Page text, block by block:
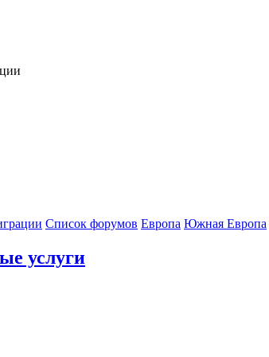
Список форумов Европа Южная Европа
услуги